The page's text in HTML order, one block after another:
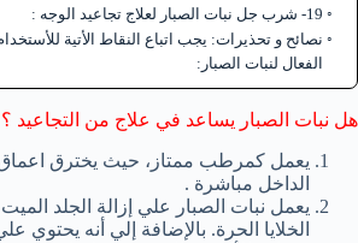
19- شرب جل نبات الصبار لعلاج تجاعيد الوجه :
نصائح و تحذيرات: يجب اتباع النقاط الأتية
الفعال لنبات الصبار:
هل نبات الصبار يساعد في علاج من التجاعيد ؟
يعمل كمرطب ممتاز، حيث يخترق
الداخل مباشرة .
يعمل نبات الصبار علي إزالة الجلد
الخلايا الحرة. بالإضافة إلي أنه